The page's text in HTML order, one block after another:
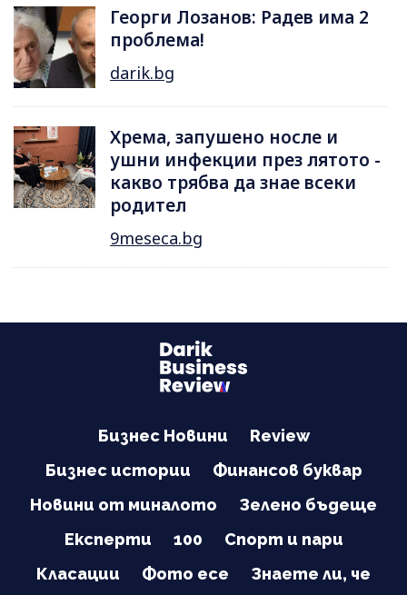
Георги Лозанов: Радев има 2
проблема!
darik.bg
Хрема, запушено носле и
ушни инфекции през лятотo -
какво трябва да знае всеки
родител
9meseca.bg
Бизнес Новини
Review
Бизнес истории
Финансов буквар
Новини от миналото
Зелено бъдеще
Експерти
100
Спорт и пари
Класации
Фото есе Знаете ли, че